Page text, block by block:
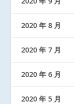
2020 年 8 月
2020 年 7 月
2020 年 6 月
2020 年 5 月